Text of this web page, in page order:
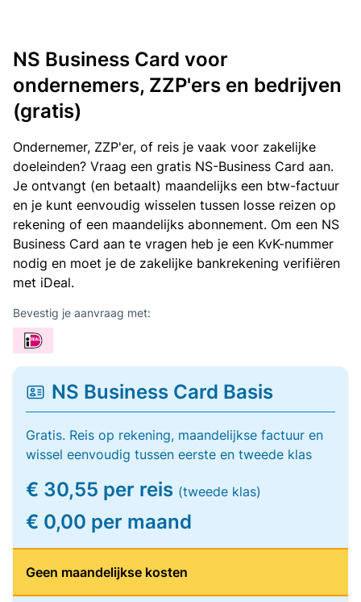
NS Business Card voor
ondernemers, ZZP'ers en bedrijven
(gratis)
Ondernemer, ZZP'er, of reis je vaak voor zakelijke
doeleinden? Vraag een gratis NS-Business Card aan.
Je ontvangt (en betaalt) maandelijks een btw-factuur
en je kunt eenvoudig wisselen tussen losse reizen op
rekening of een maandelijks abonnement. Om een NS
Business Card aan te vragen heb je een KvK-nummer
nodig en moet je de zakelijke bankrekening verifiëren
met iDeal.
Bevestig je aanvraag met:
NS Business Card Basis
Gratis. Reis op rekening, maandelijkse factuur en
wissel eenvoudig tussen eerste en tweede klas
€ 30,55 per reis (tweede klas)
€ 0,00 per maand
Geen maandelijkse kosten